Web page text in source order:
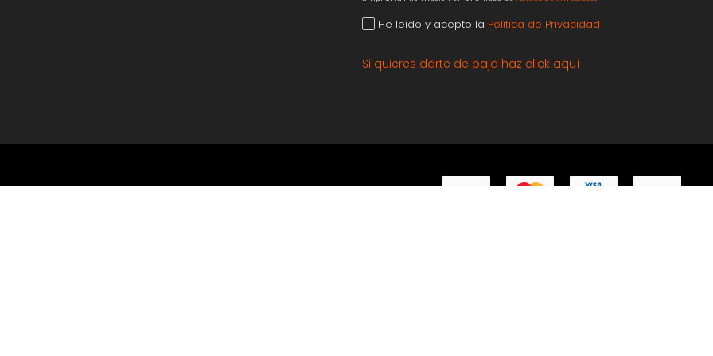
He leído y acepto la Política de Privacidad
Si quieres darte de baja haz click aquí